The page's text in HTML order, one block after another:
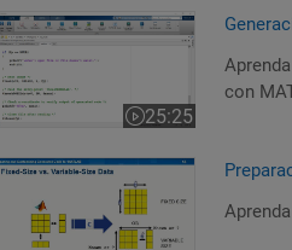
de código con MATLAB
25:25
Duración del vídeo
con
y personalización de